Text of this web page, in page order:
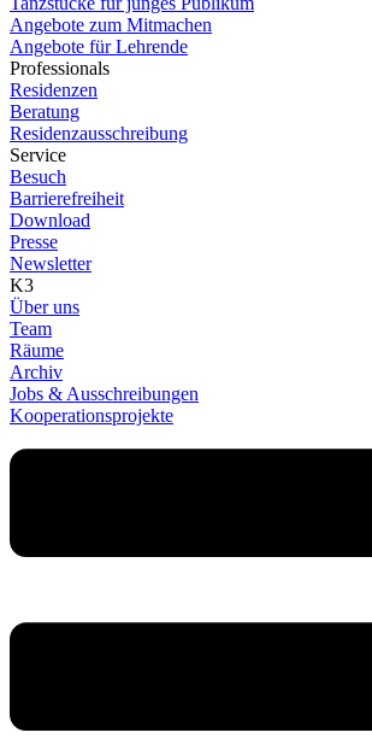
Angebote zum Mitmachen
Angebote für Lehrende
Professionals
Residenzen
Beratung
Residenzausschreibung
Service
Besuch
Barrierefreiheit
Download
Presse
Newsletter
K3
Über uns
Team
Räume
Archiv
Jobs & Ausschreibungen
Kooperationsprojekte